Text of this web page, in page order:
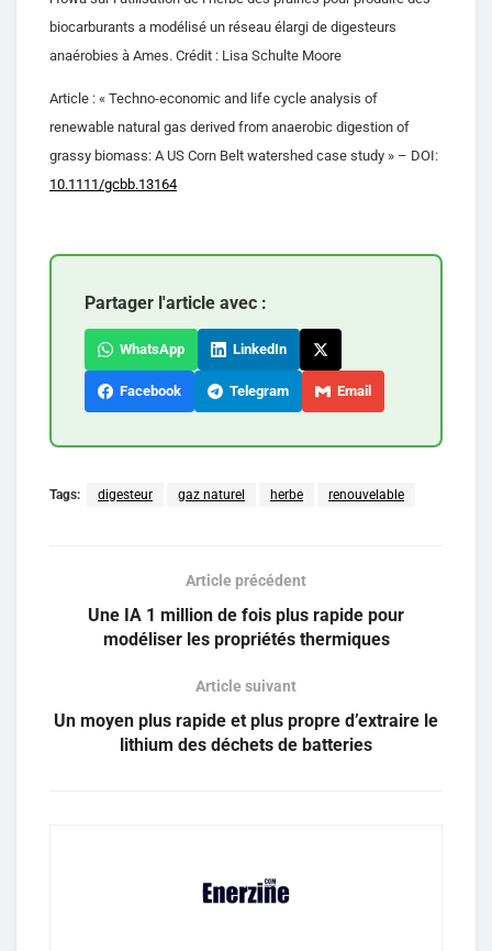
biocarburants a modélisé un réseau élargi de digesteurs
anaérobies à Ames. Crédit : Lisa Schulte Moore
Article : « Techno-economic and life cycle analysis of
renewable natural gas derived from anaerobic digestion of
grassy biomass: A US Corn Belt watershed case study » – DOI:
10.1111/gcbb.13164
Partager l'article avec :
WhatsApp LinkedIn
Facebook Telegram Email
Tags: digesteur gaz naturel herbe renouvelable
Article précédent
Une IA 1 million de fois plus rapide pour
modéliser les propriétés thermiques
Article suivant
Un moyen plus rapide et plus propre d’extraire le
lithium des déchets de batteries